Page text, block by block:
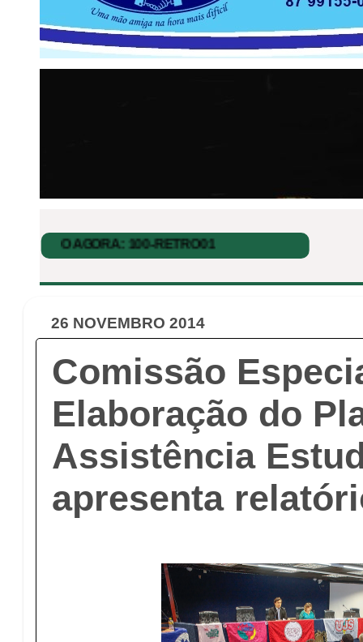
26 NOVEMBRO 2014
Comissão
Elaboração do
Assistência
apresenta